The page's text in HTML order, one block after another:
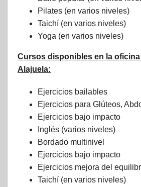
Pilates (en varios niveles)
Taichí (en varios niveles)
Yoga (en varios niveles)
Cursos disponibles en la oficina
Alajuela:
Ejercicios bailables
Ejercicios para Glúteos,
Ejercicios bajo impacto
Inglés (varios niveles)
Bordado multinivel
Ejercicios bajo impacto
Ejercicios mejora del
Taichí (en varios niveles)